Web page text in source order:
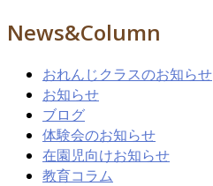
News&Column
おれんじクラスのお知らせ
お知らせ
ブログ
体験会のお知らせ
在園児向けお知らせ
教育コラム